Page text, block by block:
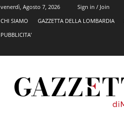
venerdì, Agosto 7, 2026
Sign in / Join
CHI SIAMO
GAZZETTA DELLA LOMBARDIA
PUBBLICITA’